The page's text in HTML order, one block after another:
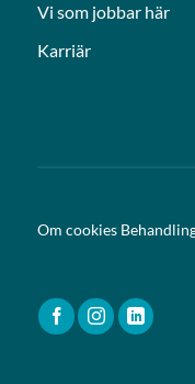
Vi som jobbar här
Karriär
Om cookies